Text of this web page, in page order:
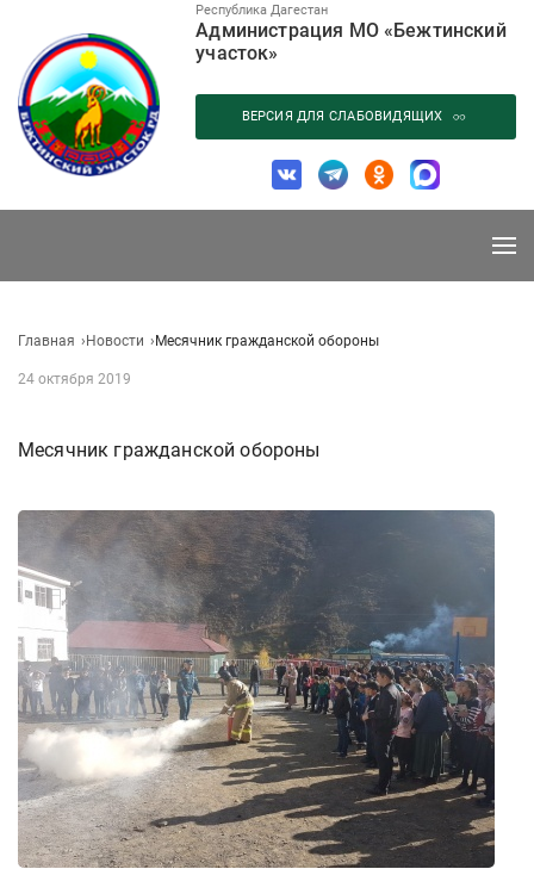
содержанию
Республика Дагестан
Администрация МО «Бежтинский
участок»
ВЕРСИЯ ДЛЯ СЛАБОВИДЯЩИХ
Главная Новости Месячник гражданской обороны
24 октября 2019
Месячник гражданской обороны